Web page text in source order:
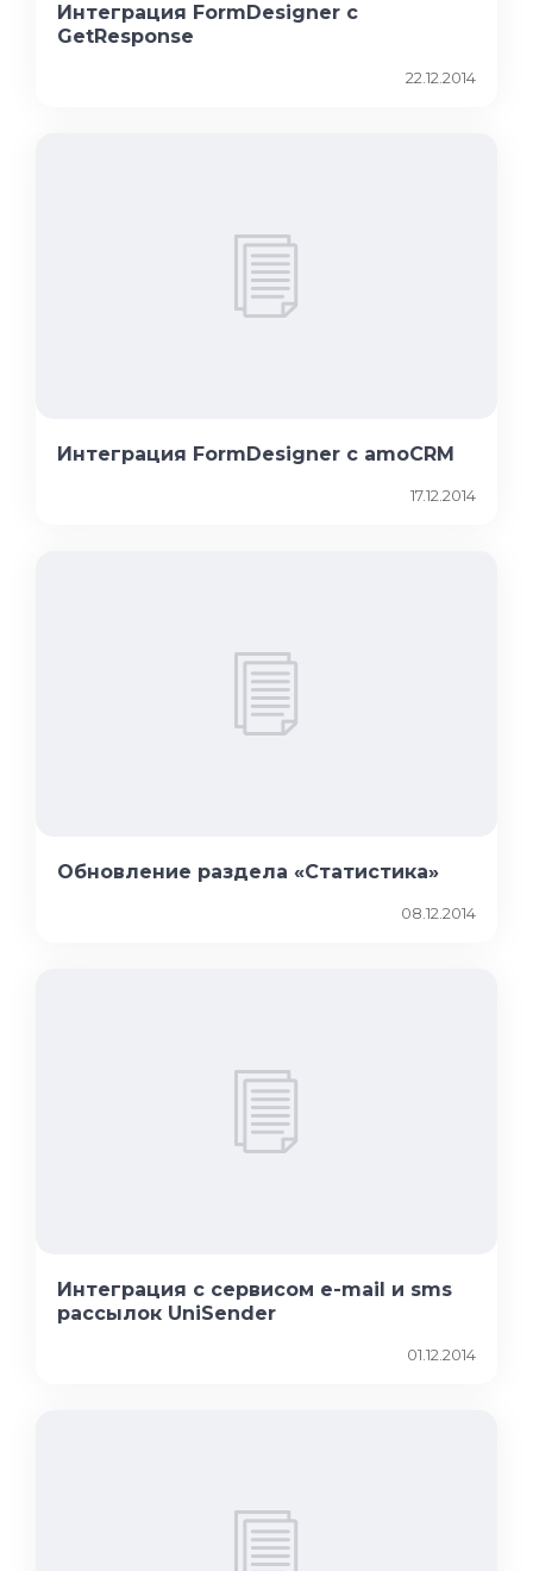
Интеграция FormDesigner с
GetResponse
22.12.2014
Интеграция FormDesigner с amoCRM
17.12.2014
Обновление раздела «Статистика»
08.12.2014
Интеграция с сервисом e-mail и sms
рассылок UniSender
01.12.2014